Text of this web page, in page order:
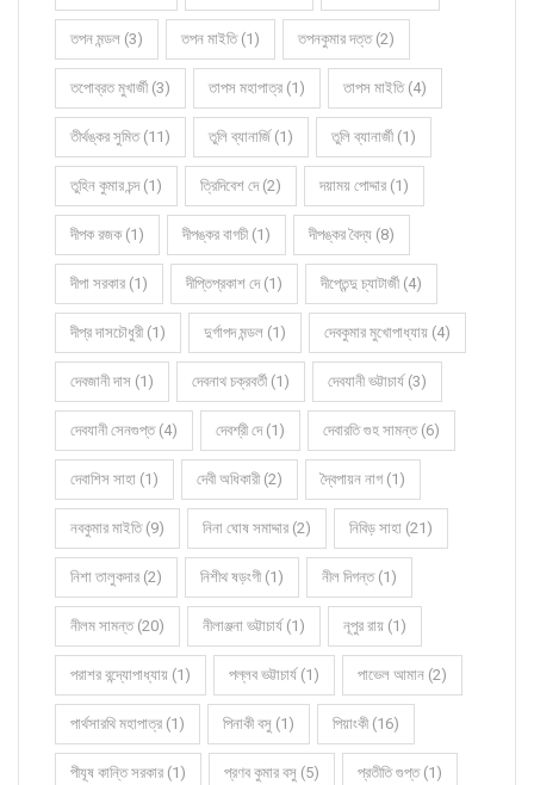
তপন মন্ডল (3) তপন মাইতি (1) তপনকুমার দত্ত (2)
তপোব্রত মুখার্জী (3) তাপস মহাপাত্র (1) তাপস মাইতি (4)
তীর্থঙ্কর সুমিত (11) তুলি ব্যানার্জি (1) তুলি ব্যানার্জী (1)
তুহিন কুমার চন্দ (1) ত্রিদিবেশ দে (2) দয়াময় পোদ্দার (1)
দীপক রজক (1) দীপঙ্কর বাগচী (1) দীপঙ্কর বৈদ্য (8)
দীপা সরকার (1) দীপ্তিপ্রকাশ দে (1) দীপ্তেন্দু চ্যাটার্জী (4)
দীপ্র দাসচৌধুরী (1) দুর্গাপদ মন্ডল (1) দেবকুমার মুখোপাধ্যায় (4)
দেবজানী দাস (1) দেবনাথ চক্রবর্তী (1) দেবযানী ভট্টাচার্য (3)
দেবযানী সেনগুপ্ত (4) দেবশ্রী দে (1) দেবারতি গুহ সামন্ত (6)
দেবাশিস সাহা (1) দেবী অধিকারী (2) দ্বৈপায়ন নাগ (1)
নবকুমার মাইতি (9) নিনা ঘোষ সমাদ্দার (2) নিবিড় সাহা (21)
নিশা তালুকদার (2) নিশীথ ষড়ংগী (1) নীল দিগন্ত (1)
নীলম সামন্ত (20) নীলাঞ্জনা ভট্টাচার্য (1) নূপুর রায় (1)
পরাশর বন্দ্যোপাধ্যায় (1) পল্লব ভট্টাচার্য (1) পাভেল আমান (2)
পার্থসারথি মহাপাত্র (1) পিনাকী বসু (1) পিয়াংকী (16)
পীযূষ কান্তি সরকার (1) প্রণব কুমার বসু (5) প্রতীতি গুপ্ত (1)